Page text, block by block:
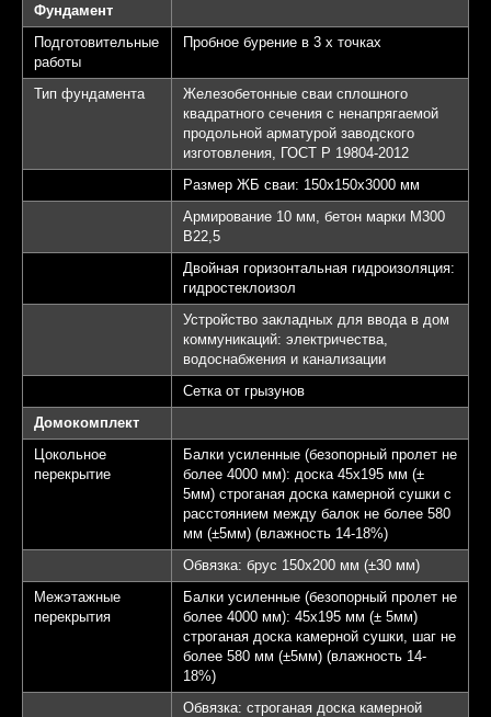
Фундамент
Подготовительные
работы
Пробное бурение в 3 х точках
Тип фундамента
Железобетонные сваи сплошного
квадратного сечения с ненапрягаемой
продольной арматурой заводского
изготовления, ГОСТ Р 19804-2012
Размер ЖБ сваи: 150х150х3000 мм
Армирование 10 мм, бетон марки М300
B22,5
Двойная горизонтальная гидроизоляция:
гидростеклоизол
Устройство закладных для ввода в дом
коммуникаций: электричества,
водоснабжения и канализации
Сетка от грызунов
Домокомплект
Цокольное
перекрытие
Балки усиленные (безопорный пролет не
более 4000 мм): доска 45х195 мм (±
5мм) строганая доска камерной сушки с
расстоянием между балок не более 580
мм (±5мм) (влажность 14-18%)
Обвязка: брус 150х200 мм (±30 мм)
Межэтажные
перекрытия
Балки усиленные (безопорный пролет не
более 4000 мм): 45х195 мм (± 5мм)
строганая доска камерной сушки, шаг не
более 580 мм (±5мм) (влажность 14-
18%)
Обвязка: строганая доска камерной